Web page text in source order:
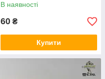
В наявності
60 ₴
Купити